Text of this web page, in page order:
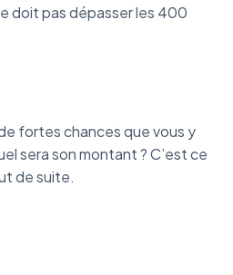
doit pas dépasser les 400
fortes chances que vous y
sera son montant ? C’est ce
de suite.